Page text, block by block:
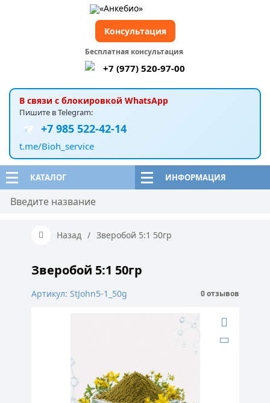
КАТАЛОГ ИНФОРМАЦИЯ
В связи с блокировкой WhatsApp
Пишите в Telegram:
+7 985 522-42-14
t.me/Bioh_service
Бесплатная консультация
+7 (977) 520-97-00
Консультация
Назад / Зверобой 5:1 50гр
Зверобой 5:1 50гр
Артикул: StJohn5-1_50g 0 отзывов